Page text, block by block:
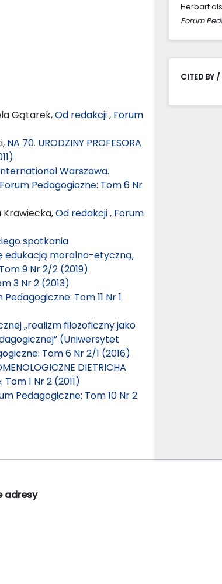
Gątarek,Od redakcji, Forum
NA 70. URODZINY PROFESORA
Warszawa.
Forum Pedagogiczne: Tom 6 Nr
Krawiecka,Od redakcji, Forum
spotkania
edukacją moralno-etyczną,
9 Nr 2/2 (2019)
3 Nr 2 (2013)
Pedagogiczne: Tom 11 Nr 1
„realizm filozoficzny jako
(Uniwersytet
Tom 6 Nr 2/1 (2016)
DIETRICHA
1 Nr 2 (2011)
Pedagogiczne: Tom 10 Nr 2
Herbart
Forum
CITED BY /
adresy